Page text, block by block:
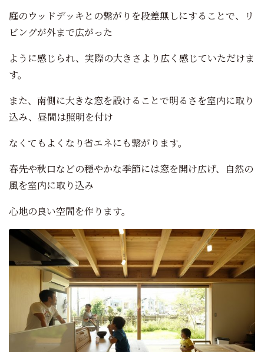
庭のウッドデッキとの繋がりを段差無しにすることで、リ
ビングが外まで広がった
ように感じられ、実際の大きさより広く感じていただけま
す。
また、南側に大きな窓を設けることで明るさを室内に取り
込み、昼間は照明を付け
なくてもよくなり省エネにも繋がります。
春先や秋口などの穏やかな季節には窓を開け広げ、自然の
風を室内に取り込み
心地の良い空間を作ります。